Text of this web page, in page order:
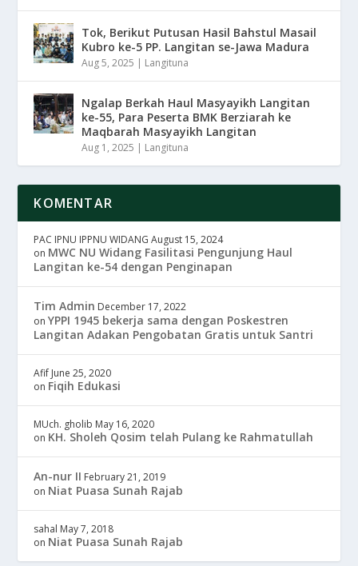
Tok, Berikut Putusan Hasil Bahstul Masail
Kubro ke-5 PP. Langitan se-Jawa Madura
Aug 5, 2025 | Langituna
Ngalap Berkah Haul Masyayikh Langitan
ke-55, Para Peserta BMK Berziarah ke
Maqbarah Masyayikh Langitan
Aug 1, 2025 | Langituna
KOMENTAR
PAC IPNU IPPNU WIDANG August 15, 2024
on MWC NU Widang Fasilitasi Pengunjung Haul
Langitan ke-54 dengan Penginapan
Tim Admin December 17, 2022
onYPPI 1945 bekerja sama dengan Poskestren
Langitan Adakan Pengobatan Gratis untuk Santri
Afif June 25, 2020
on Fiqih Edukasi
MUch. gholib May 16, 2020
on KH. Sholeh Qosim telah Pulang ke Rahmatullah
An-nur II February 21, 2019
on Niat Puasa Sunah Rajab
sahal May 7, 2018
on Niat Puasa Sunah Rajab